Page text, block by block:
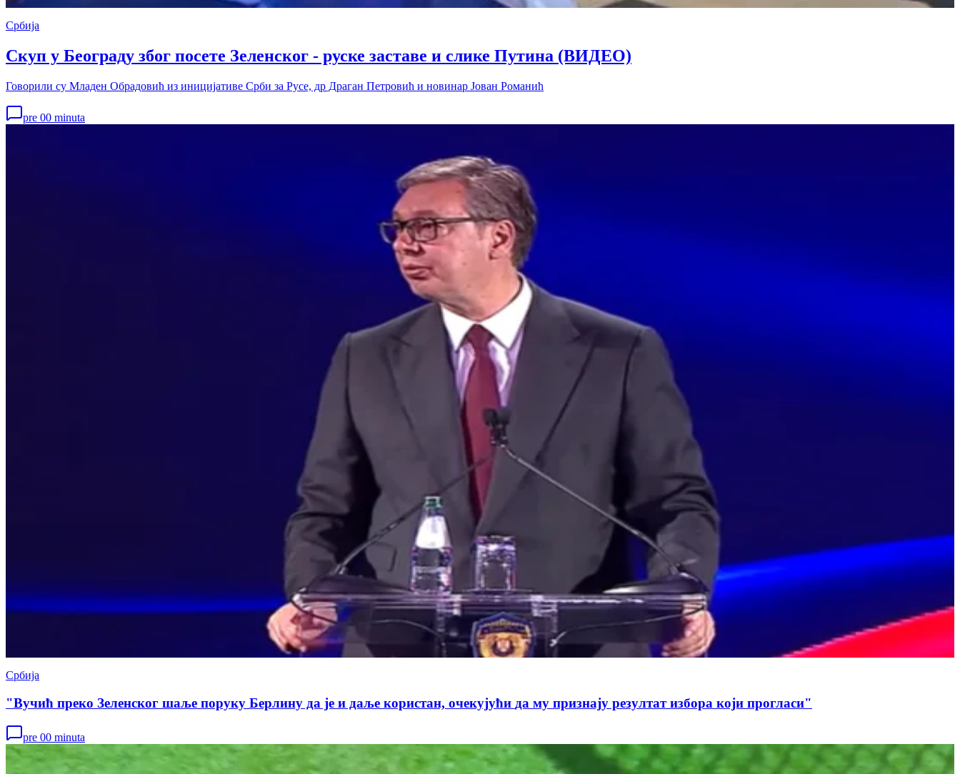
Србија
Скуп у Београду због посете Зеленског - руске заставе и слике Путина (ВИДЕО)
Говорили су Младен Обрадовић из иницијативе Срби за Русе, др Драган Петровић и новинар Јован Романић
pre 00 minuta
Србија
"Вучић преко Зеленског шаље поруку Берлину да је и даље користан, очекујући да му признају резултат избора који прогласи"
pre 00 minuta